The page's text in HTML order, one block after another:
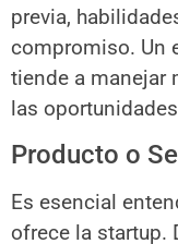
previa,
compromiso. Un
tiende a manejar
las
Producto o
Es esencial
ofrece la startup.